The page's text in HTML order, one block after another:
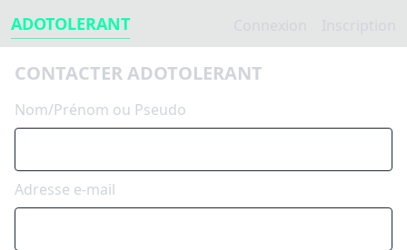
ADOTOLERANT
CONTACTER ADOTOLERANT
Nom/Prénom ou Pseudo
Adresse e-mail